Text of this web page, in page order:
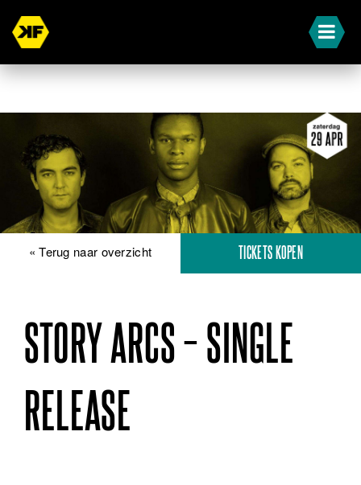
« Terug naar overzicht TICKETS KOPEN
STORY ARCS – SINGLE
RELEASE